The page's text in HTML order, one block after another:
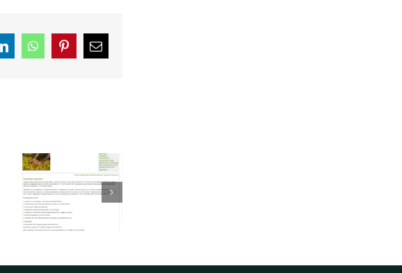
LinkedInWhatsAppPinterestEmail: